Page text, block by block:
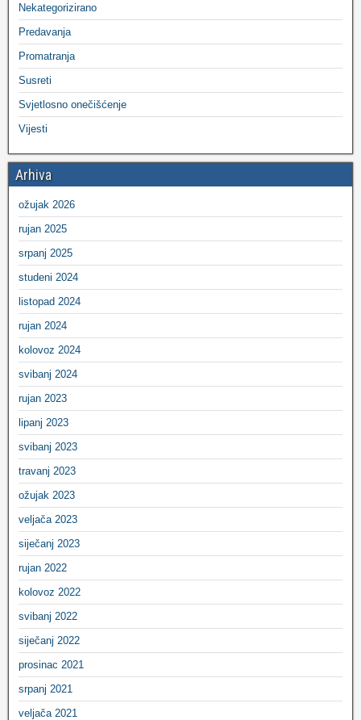
Nekategorizirano
Predavanja
Promatranja
Susreti
Svjetlosno onečišćenje
Vijesti
Arhiva
ožujak 2026
rujan 2025
srpanj 2025
studeni 2024
listopad 2024
rujan 2024
kolovoz 2024
svibanj 2024
rujan 2023
lipanj 2023
svibanj 2023
travanj 2023
ožujak 2023
veljača 2023
siječanj 2023
rujan 2022
kolovoz 2022
svibanj 2022
siječanj 2022
prosinac 2021
srpanj 2021
veljača 2021